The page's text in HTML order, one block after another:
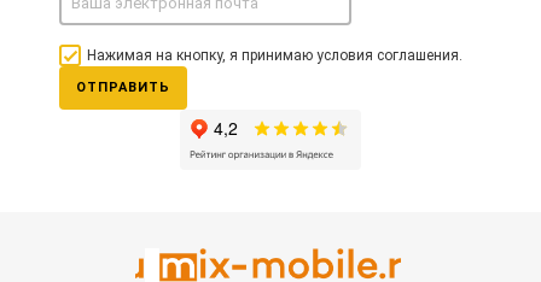
Нажимая на кнопку, я принимаю условия соглашения.
ОТПРАВИТЬ